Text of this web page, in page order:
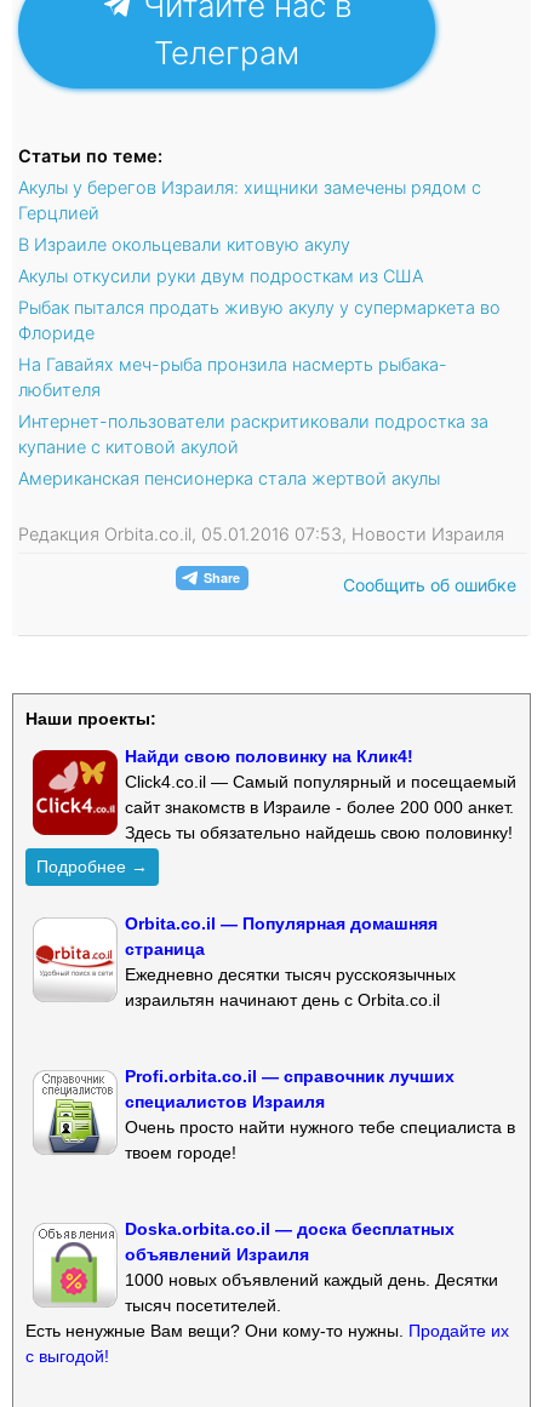
Телеграм
Статьи по теме:
Акулы у берегов Израиля: хищники замечены рядом с
Герцлией
В Израиле окольцевали китовую акулу
Акулы откусили руки двум подросткам из США
Рыбак пытался продать живую акулу у супермаркета во
Флориде
На Гавайях меч-рыба пронзила насмерть рыбака-
любителя
Интернет-пользователи раскритиковали подростка за
купание с китовой акулой
Американская пенсионерка стала жертвой акулы
Редакция Orbita.co.il, 05.01.2016 07:53, Новости Израиля
Сообщить об ошибке
Наши проекты:
Найди свою половинку на Клик4!
Click4.co.il — Самый популярный и посещаемый
сайт знакомств в Израиле - более 200 000 анкет.
Здесь ты обязательно найдешь свою половинку!
Подробнее →
Orbita.co.il — Популярная домашняя
страница
Ежедневно десятки тысяч русскоязычных
израильтян начинают день с Orbita.co.il
Profi.orbita.co.il — справочник лучших
специалистов Израиля
Очень просто найти нужного тебе специалиста в
твоем городе!
Doska.orbita.co.il — доска бесплатных
объявлений Израиля
1000 новых объявлений каждый день. Десятки
тысяч посетителей.
Есть ненужные Вам вещи? Они кому-то нужны. Продайте их
с выгодой!